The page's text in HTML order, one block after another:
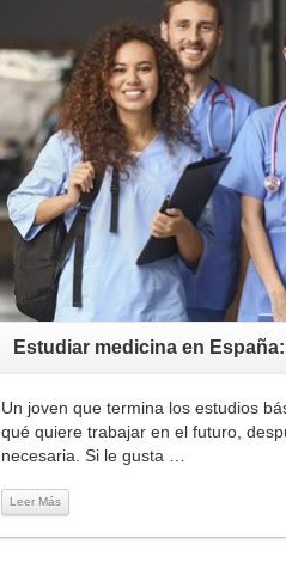
Estudiar medicina en
Un joven que termina los estudios
qué quiere trabajar en el futuro,
necesaria. Si le gusta …
Leer Más